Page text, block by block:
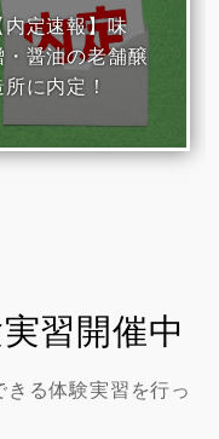
内定速報】味
・醤油の老舗醸
に内定！
習開催中
る体験実習を行っ